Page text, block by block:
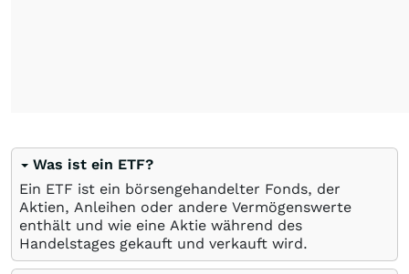
Was ist ein ETF?
Ein ETF ist ein börsengehandelter Fonds, der
Aktien, Anleihen oder andere Vermögenswerte
enthält und wie eine Aktie während des
Handelstages gekauft und verkauft wird.